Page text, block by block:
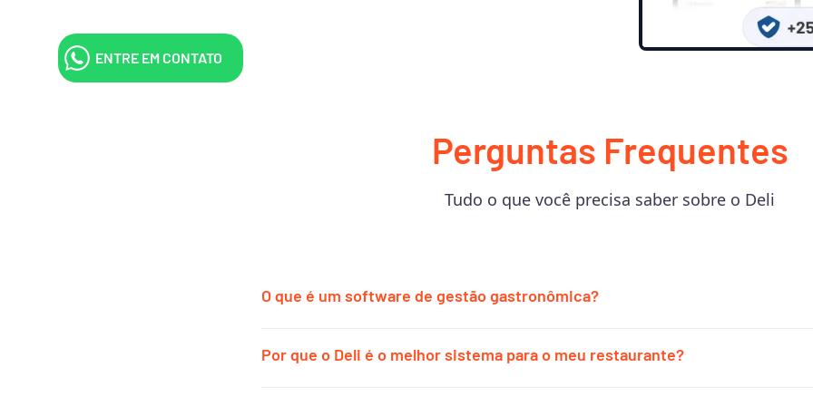
ENTRE EM CONTATO
Perguntas Frequentes
Tudo o que você precisa saber sobre o Deli
O que é um software de gestão gastronômica?
cafés e negócios gastronômicos de forma organizada e centralizada, com tecnologia
Por que o Deli é o melhor sistema para o meu restaurante?